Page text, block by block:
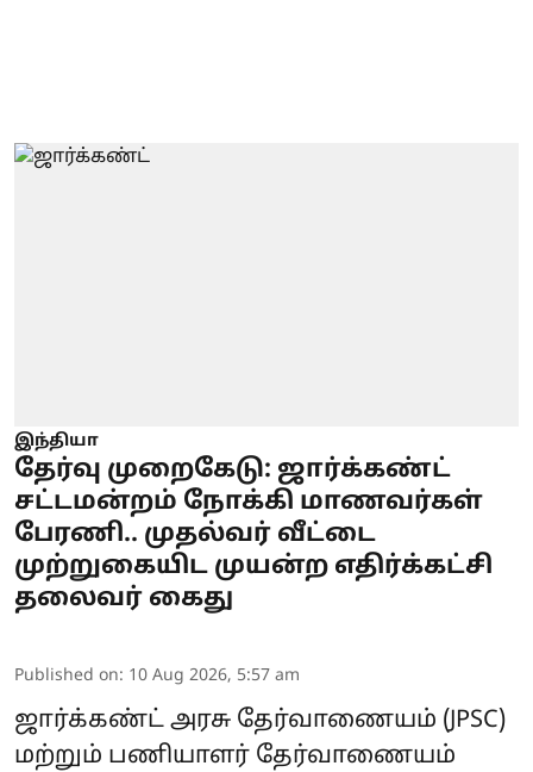
இந்தியா
தேர்வு முறைகேடு: ஜார்க்கண்ட்
சட்டமன்றம் நோக்கி மாணவர்கள்
பேரணி.. முதல்வர் வீட்டை
முற்றுகையிட முயன்ற எதிர்க்கட்சி
தலைவர் கைது
Published on: 10 Aug 2026, 5:57 am
ஜார்க்கண்ட் அரசு தேர்வாணையம் (JPSC)
மற்றும் பணியாளர் தேர்வாணையம்